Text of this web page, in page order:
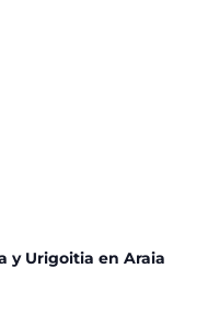
y Urigoitia en Araia